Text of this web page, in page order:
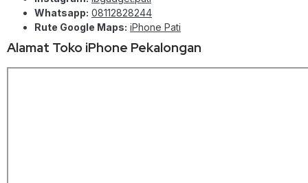
Whatsapp: 08112828244
Rute Google Maps: iPhone Pati
Alamat Toko iPhone Pekalongan